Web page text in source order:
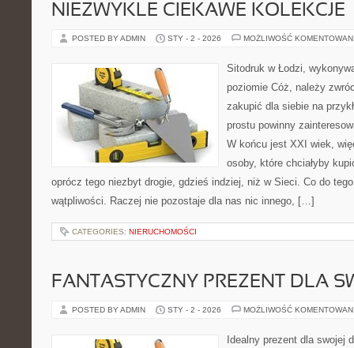
NIEZWYKLE CIEKAWE KOLEKCJE
POSTED BY ADMIN STY - 2 - 2026 MOŻLIWOŚĆ
Sitodruk w Łodzi,
poziomie Cóż, należy
zakupić dla siebie na
prostu powinny
W końcu jest XXI wiek,
osoby, które chciałyby
oprócz tego niezbyt drogie, gdzieś indziej, niż w Sieci. Co do
wątpliwości. Raczej nie pozostaje dla nas nic innego, […]
CATEGORIES: NIERUCHOMOŚCI
FANTASTYCZNY PREZENT DLA
POSTED BY ADMIN STY - 2 - 2026 MOŻLIWOŚĆ
Idealny prezent dla swojej